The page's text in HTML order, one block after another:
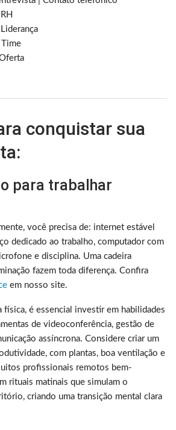
Time
conquistar sua
para trabalhar
você precisa de: internet estável
dedicado ao trabalho, computador com
e disciplina. Uma cadeira
fazem toda diferença. Confira
em nosso site.
física, é essencial investir em habilidades
de videoconferência, gestão de
assíncrona. Considere criar um
com plantas, boa ventilação e
profissionais remotos bem-
rituais matinais que simulam o
criando uma transição mental clara